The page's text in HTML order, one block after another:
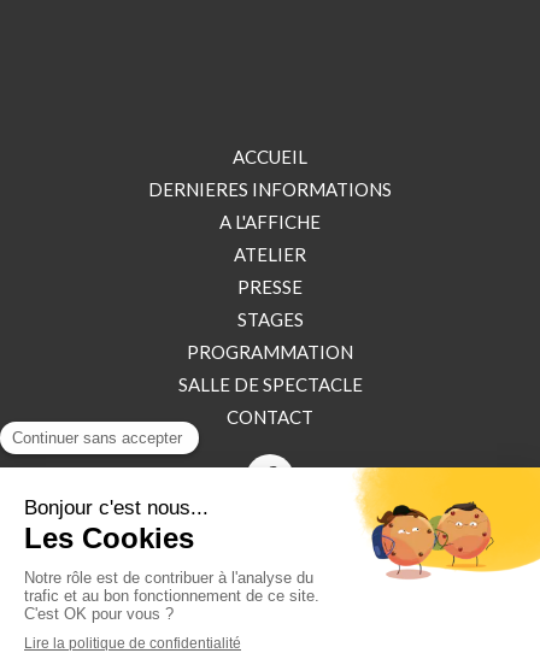
ACCUEIL
DERNIERES INFORMATIONS
A L'AFFICHE
ATELIER
PRESSE
STAGES
PROGRAMMATION
SALLE DE SPECTACLE
CONTACT
©2025 Théâtre de l’Inattendu
Plan du site
Mentions légales